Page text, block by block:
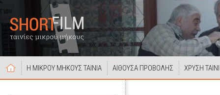
Η ΜΙΚΡΟΥ ΜΗΚΟΥΣ ΤΑΙΝΙΑ ΑΙΘΟΥΣΑ ΠΡΟΒΟΛΗΣ ΧΡΥΣΗ